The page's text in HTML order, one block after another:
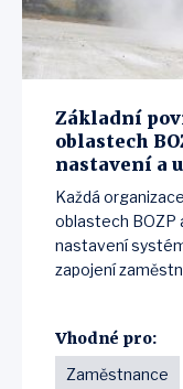
Základní
oblastech
nastavení a
Každá
oblastech BOZP
nastavení
zapojení
Vhodné pro:
Zaměstnance